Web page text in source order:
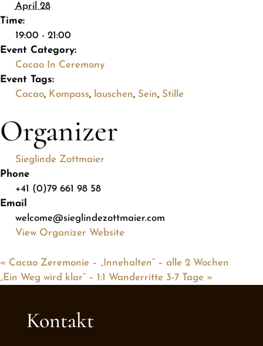
April 28
Time:
19:00 - 21:00
Event Category:
Cacao In Ceremony
Event Tags:
Cacao, Kompass, lauschen, Sein, Stille
Organizer
Sieglinde Zottmaier
Phone
+41 (0)79 661 98 58
Email
welcome@sieglindezottmaier.com
View Organizer Website
« Cacao Zeremonie – „Innehalten“ – alle 2 Wochen
„Ein Weg wird klar“ – 1:1 Wanderritte 3-7 Tage »
Kontakt